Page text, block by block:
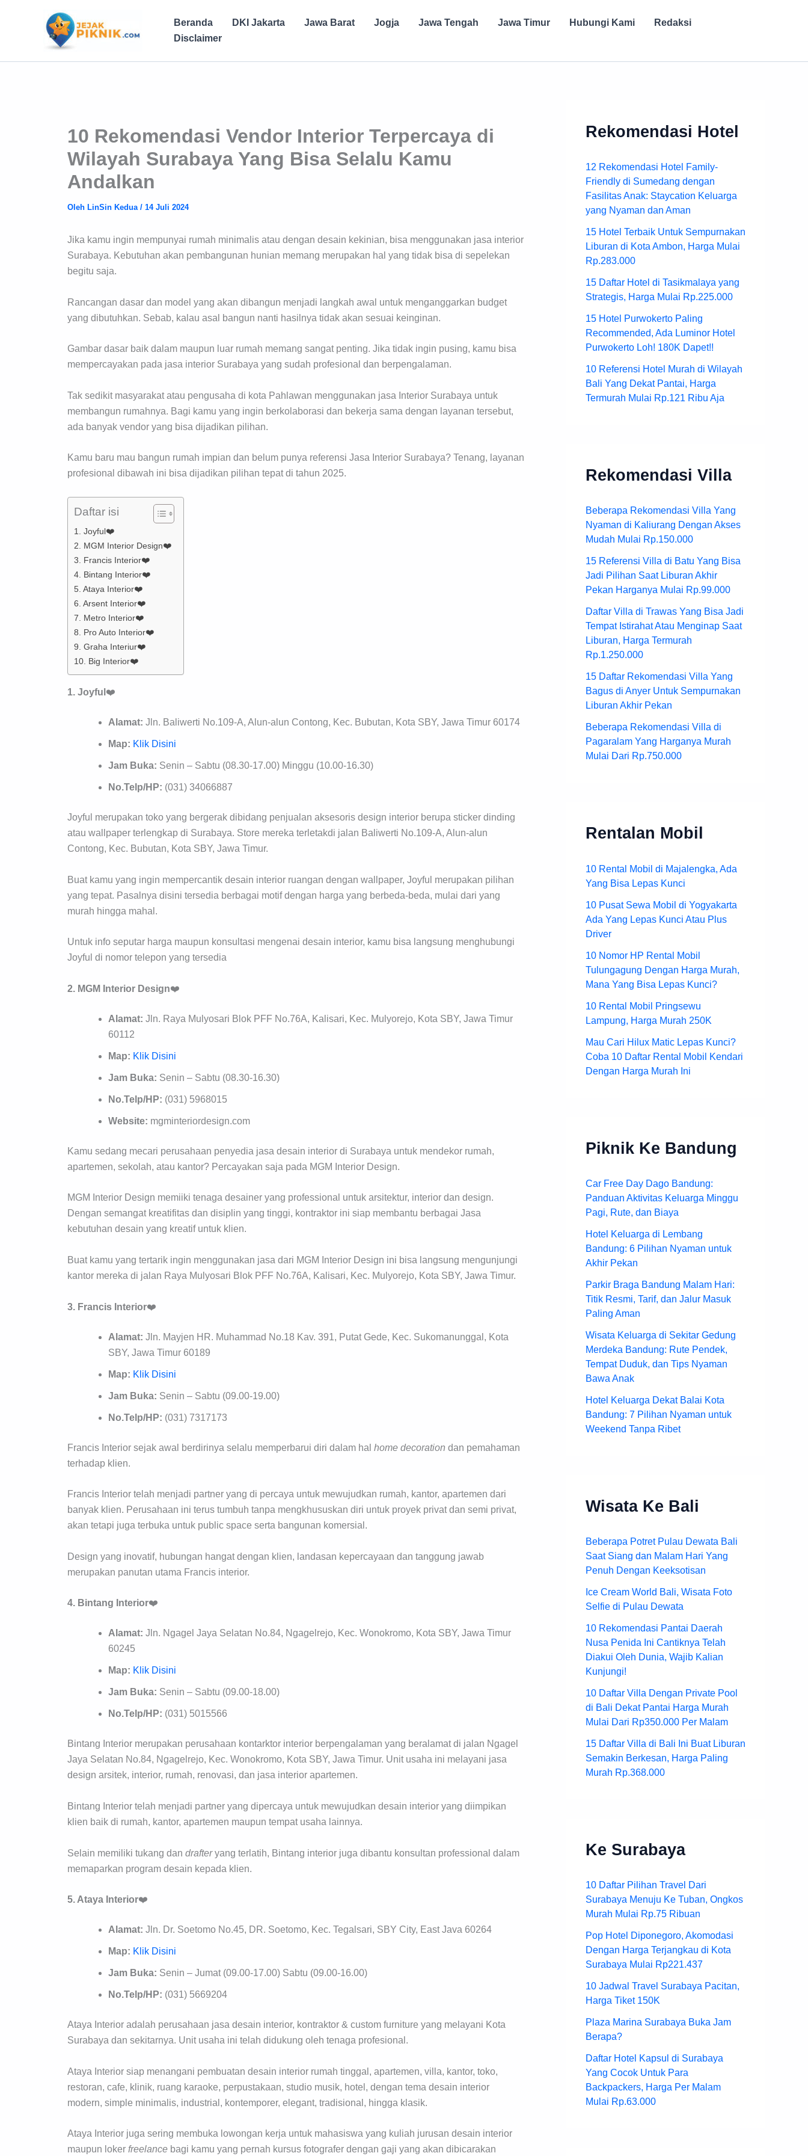
Beranda DKI Jakarta Jawa Barat Jogja Jawa Tengah Jawa Timur Hubungi Kami
Redaksi
Disclaimer
10 Rekomendasi Vendor Interior Terpercaya di
Wilayah Surabaya Yang Bisa Selalu Kamu
Andalkan
Oleh LinSin Kedua / 14 Juli 2024
Jika kamu ingin mempunyai rumah minimalis atau dengan desain kekinian, bisa menggunakan jasa interior
Surabaya. Kebutuhan akan pembangunan hunian memang merupakan hal yang tidak bisa di sepelekan
begitu saja.
Rancangan dasar dan model yang akan dibangun menjadi langkah awal untuk menganggarkan budget
yang dibutuhkan. Sebab, kalau asal bangun nanti hasilnya tidak akan sesuai keinginan.
Gambar dasar baik dalam maupun luar rumah memang sangat penting. Jika tidak ingin pusing, kamu bisa
mempercayakan pada jasa interior Surabaya yang sudah profesional dan berpengalaman.
Tak sedikit masyarakat atau pengusaha di kota Pahlawan menggunakan jasa Interior Surabaya untuk
membangun rumahnya. Bagi kamu yang ingin berkolaborasi dan bekerja sama dengan layanan tersebut,
ada banyak vendor yang bisa dijadikan pilihan.
Kamu baru mau bangun rumah impian dan belum punya referensi Jasa Interior Surabaya? Tenang, layanan
profesional dibawah ini bisa dijadikan pilihan tepat di tahun 2025.
Daftar isi
1. Joyful❤️
2. MGM Interior Design❤️
3. Francis Interior❤️
4. Bintang Interior❤️
5. Ataya Interior❤️
6. Arsent Interior❤️
7. Metro Interior❤️
8. Pro Auto Interior❤️
9. Graha Interiur❤️
10. Big Interior❤️
1. Joyful ❤️
Alamat: Jln. Baliwerti No.109-A, Alun-alun Contong, Kec. Bubutan, Kota SBY, Jawa Timur 60174
Map: Klik Disini
Jam Buka: Senin – Sabtu (08.30-17.00) Minggu (10.00-16.30)
No.Telp/HP: (031) 34066887
Joyful merupakan toko yang bergerak dibidang penjualan aksesoris design interior berupa sticker dinding
atau wallpaper terlengkap di Surabaya. Store mereka terletakdi jalan Baliwerti No.109-A, Alun-alun
Contong, Kec. Bubutan, Kota SBY, Jawa Timur.
Buat kamu yang ingin mempercantik desain interior ruangan dengan wallpaper, Joyful merupakan pilihan
yang tepat. Pasalnya disini tersedia berbagai motif dengan harga yang berbeda-beda, mulai dari yang
murah hingga mahal.
Untuk info seputar harga maupun konsultasi mengenai desain interior, kamu bisa langsung menghubungi
Joyful di nomor telepon yang tersedia
2. MGM Interior Design❤️
Alamat: Jln. Raya Mulyosari Blok PFF No.76A, Kalisari, Kec. Mulyorejo, Kota SBY, Jawa Timur
60112
Map: Klik Disini
Jam Buka: Senin – Sabtu (08.30-16.30)
No.Telp/HP: (031) 5968015
Website: mgminteriordesign.com
Kamu sedang mecari perusahaan penyedia jasa desain interior di Surabaya untuk mendekor rumah,
apartemen, sekolah, atau kantor? Percayakan saja pada MGM Interior Design.
MGM Interior Design memiiki tenaga desainer yang professional untuk arsitektur, interior dan design.
Dengan semangat kreatifitas dan disiplin yang tinggi, kontraktor ini siap membantu berbagai Jasa
kebutuhan desain yang kreatif untuk klien.
Buat kamu yang tertarik ingin menggunakan jasa dari MGM Interior Design ini bisa langsung mengunjungi
kantor mereka di jalan Raya Mulyosari Blok PFF No.76A, Kalisari, Kec. Mulyorejo, Kota SBY, Jawa Timur.
3. Francis Interior❤️
Alamat: Jln. Mayjen HR. Muhammad No.18 Kav. 391, Putat Gede, Kec. Sukomanunggal, Kota
SBY, Jawa Timur 60189
Map: Klik Disini
Jam Buka: Senin – Sabtu (09.00-19.00)
No.Telp/HP: (031) 7317173
Francis Interior sejak awal berdirinya selalu memperbarui diri dalam hal home decoration dan pemahaman
terhadap klien.
Francis Interior telah menjadi partner yang di percaya untuk mewujudkan rumah, kantor, apartemen dari
banyak klien. Perusahaan ini terus tumbuh tanpa mengkhususkan diri untuk proyek privat dan semi privat,
akan tetapi juga terbuka untuk public space serta bangunan komersial.
Design yang inovatif, hubungan hangat dengan klien, landasan kepercayaan dan tanggung jawab
merupakan panutan utama Francis interior.
4. Bintang Interior❤️
Alamat: Jln. Ngagel Jaya Selatan No.84, Ngagelrejo, Kec. Wonokromo, Kota SBY, Jawa Timur
60245
Map: Klik Disini
Jam Buka: Senin – Sabtu (09.00-18.00)
No.Telp/HP: (031) 5015566
Bintang Interior merupakan perusahaan kontarktor interior berpengalaman yang beralamat di jalan Ngagel
Jaya Selatan No.84, Ngagelrejo, Kec. Wonokromo, Kota SBY, Jawa Timur. Unit usaha ini melayani jasa
design arsitek, interior, rumah, renovasi, dan jasa interior apartemen.
Bintang Interior telah menjadi partner yang dipercaya untuk mewujudkan desain interior yang diimpikan
klien baik di rumah, kantor, apartemen maupun tempat usaha lainnya.
Selain memiliki tukang dan drafteryang terlatih, Bintang interior juga dibantu konsultan professional dalam
memaparkan program desain kepada klien.
5. Ataya Interior❤️
Alamat: Jln. Dr. Soetomo No.45, DR. Soetomo, Kec. Tegalsari, SBY City, East Java 60264
Map: Klik Disini
Jam Buka: Senin – Jumat (09.00-17.00) Sabtu (09.00-16.00)
No.Telp/HP: (031) 5669204
Ataya Interior adalah perusahaan jasa desain interior, kontraktor & custom furniture yang melayani Kota
Surabaya dan sekitarnya. Unit usaha ini telah didukung oleh tenaga profesional.
Ataya Interior siap menangani pembuatan desain interior rumah tinggal, apartemen, villa, kantor, toko,
restoran, cafe, klinik, ruang karaoke, perpustakaan, studio musik, hotel, dengan tema desain interior
modern, simple minimalis, industrial, kontemporer, elegant, tradisional, hingga klasik.
Ataya Interior juga sering membuka lowongan kerja untuk mahasiswa yang kuliah jurusan desain interior
maupun loker freelance bagi kamu yang pernah kursus fotografer dengan gaji yang akan dibicarakan
Rekomendasi Hotel
12 Rekomendasi Hotel Family-
Friendly di Sumedang dengan
Fasilitas Anak: Staycation Keluarga
yang Nyaman dan Aman
15 Hotel Terbaik Untuk Sempurnakan
Liburan di Kota Ambon, Harga Mulai
Rp.283.000
15 Daftar Hotel di Tasikmalaya yang
Strategis, Harga Mulai Rp.225.000
15 Hotel Purwokerto Paling
Recommended, Ada Luminor Hotel
Purwokerto Loh! 180K Dapet!!
10 Referensi Hotel Murah di Wilayah
Bali Yang Dekat Pantai, Harga
Termurah Mulai Rp.121 Ribu Aja
Rekomendasi Villa
Beberapa Rekomendasi Villa Yang
Nyaman di Kaliurang Dengan Akses
Mudah Mulai Rp.150.000
15 Referensi Villa di Batu Yang Bisa
Jadi Pilihan Saat Liburan Akhir
Pekan Harganya Mulai Rp.99.000
Daftar Villa di Trawas Yang Bisa Jadi
Tempat Istirahat Atau Menginap Saat
Liburan, Harga Termurah
Rp.1.250.000
15 Daftar Rekomendasi Villa Yang
Bagus di Anyer Untuk Sempurnakan
Liburan Akhir Pekan
Beberapa Rekomendasi Villa di
Pagaralam Yang Harganya Murah
Mulai Dari Rp.750.000
Rentalan Mobil
10 Rental Mobil di Majalengka, Ada
Yang Bisa Lepas Kunci
10 Pusat Sewa Mobil di Yogyakarta
Ada Yang Lepas Kunci Atau Plus
Driver
10 Nomor HP Rental Mobil
Tulungagung Dengan Harga Murah,
Mana Yang Bisa Lepas Kunci?
10 Rental Mobil Pringsewu
Lampung, Harga Murah 250K
Mau Cari Hilux Matic Lepas Kunci?
Coba 10 Daftar Rental Mobil Kendari
Dengan Harga Murah Ini
Piknik Ke Bandung
Car Free Day Dago Bandung:
Panduan Aktivitas Keluarga Minggu
Pagi, Rute, dan Biaya
Hotel Keluarga di Lembang
Bandung: 6 Pilihan Nyaman untuk
Akhir Pekan
Parkir Braga Bandung Malam Hari:
Titik Resmi, Tarif, dan Jalur Masuk
Paling Aman
Wisata Keluarga di Sekitar Gedung
Merdeka Bandung: Rute Pendek,
Tempat Duduk, dan Tips Nyaman
Bawa Anak
Hotel Keluarga Dekat Balai Kota
Bandung: 7 Pilihan Nyaman untuk
Weekend Tanpa Ribet
Wisata Ke Bali
Beberapa Potret Pulau Dewata Bali
Saat Siang dan Malam Hari Yang
Penuh Dengan Keeksotisan
Ice Cream World Bali, Wisata Foto
Selfie di Pulau Dewata
10 Rekomendasi Pantai Daerah
Nusa Penida Ini Cantiknya Telah
Diakui Oleh Dunia, Wajib Kalian
Kunjungi!
10 Daftar Villa Dengan Private Pool
di Bali Dekat Pantai Harga Murah
Mulai Dari Rp350.000 Per Malam
15 Daftar Villa di Bali Ini Buat Liburan
Semakin Berkesan, Harga Paling
Murah Rp.368.000
Ke Surabaya
10 Daftar Pilihan Travel Dari
Surabaya Menuju Ke Tuban, Ongkos
Murah Mulai Rp.75 Ribuan
Pop Hotel Diponegoro, Akomodasi
Dengan Harga Terjangkau di Kota
Surabaya Mulai Rp221.437
10 Jadwal Travel Surabaya Pacitan,
Harga Tiket 150K
Plaza Marina Surabaya Buka Jam
Berapa?
Daftar Hotel Kapsul di Surabaya
Yang Cocok Untuk Para
Backpackers, Harga Per Malam
Mulai Rp.63.000